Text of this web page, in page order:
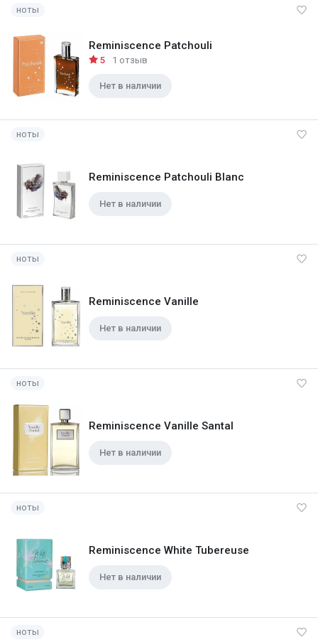
ноты
Reminiscence Patchouli
5 1 отзыв
Нет в наличии
ноты
Reminiscence Patchouli Blanc
Нет в наличии
ноты
Reminiscence Vanille
Нет в наличии
ноты
Reminiscence Vanille Santal
Нет в наличии
ноты
Reminiscence White Tubereuse
Нет в наличии
ноты